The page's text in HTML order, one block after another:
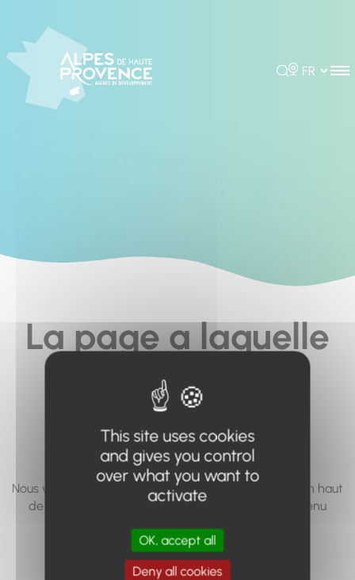
Rechercher
Choisir la
La page a laquelle
vous cherchez à
accéder n'existe
pas... ou plus.
Nous vous invitons à utiliser le moteur de recherche en haut
de page, ou à utiliser le menu pour trouver le contenu
Retour à l'accueil
This site uses cookies
and gives you control
over what you want to
activate
OK, accept all
Deny all cookies